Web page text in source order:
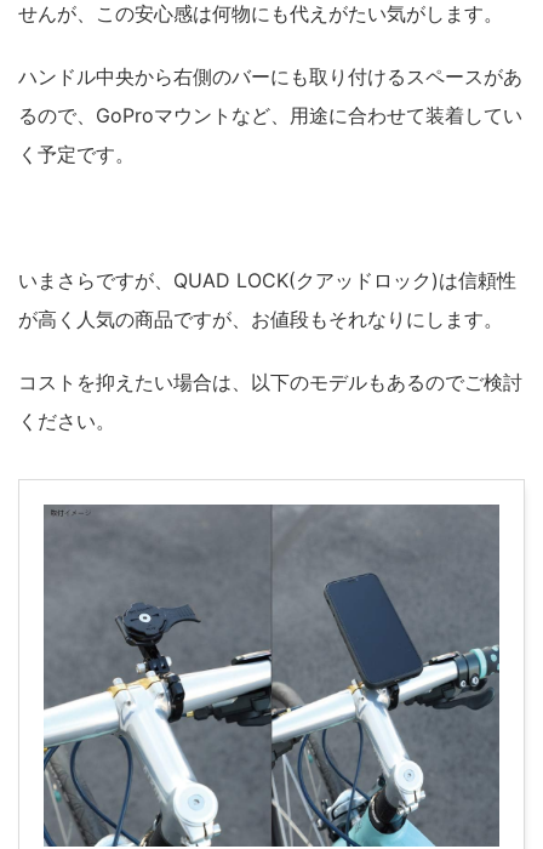
せんが、この安心感は何物にも代えがたい気がします。
ハンドル中央から右側のバーにも取り付けるスペースがあ
るので、GoProマウントなど、用途に合わせて装着してい
く予定です。
いまさらですが、QUAD LOCK(クアッドロック)は信頼性
が高く人気の商品ですが、お値段もそれなりにします。
コストを抑えたい場合は、以下のモデルもあるのでご検討
ください。